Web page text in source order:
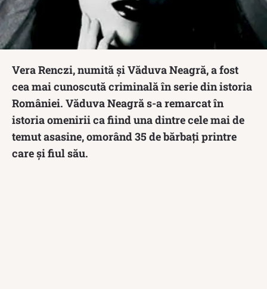
Vera Renczi, numită și Văduva Neagră, a fost
cea mai cunoscută criminală în serie din istoria
României. Văduva Neagră s-a remarcat în
istoria omenirii ca fiind una dintre cele mai de
temut asasine, omorând 35 de bărbați printre
care și fiul său.